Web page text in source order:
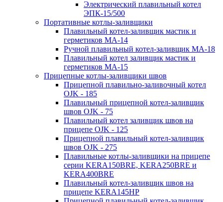
Электрический плавильный котел
ЭПК-15/500
Портативные котлы-заливщики
Плавильный котел-заливщик мастик и
герметиков МА-14
Ручной плавильный котел-заливщик МА-18
Плавильный котел заливщик мастик и
герметиков МА-15
Прицепные котлы-заливщики швов
Прицепной плавильно-заливочный котел
OJK - 185
Плавильный прицепной котел-заливщик
швов OJK - 75
Плавильный котел заливщик швов на
прицепе OJK - 125
Прицепной плавильный котел-заливщик
швов OJK - 275
Плавильные котлы-заливщики на прицепе
серии KERA150BRE, KERA250BRE и
KERA400BRE
Плавильный котел-заливщик швов на
прицепе KERA145HP